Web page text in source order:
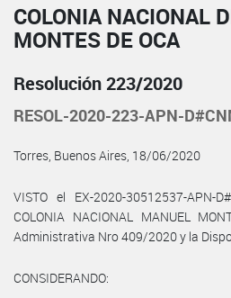
COLONIA NACIONAL
MONTES DE OCA
Resolución 223/2020
RESOL-2020-223-APN-
Torres, Buenos Aires, 18/06/2020
VISTO el EX-2020-30512537-APN-
COLONIA NACIONAL MANUEL
Administrativa Nro 409/2020 y la
CONSIDERANDO: